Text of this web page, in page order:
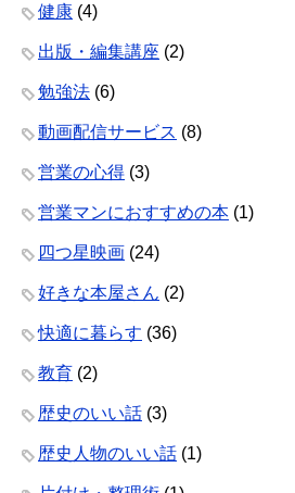
健康 (4)
出版・編集講座 (2)
勉強法 (6)
動画配信サービス (8)
営業の心得 (3)
営業マンにおすすめの本 (1)
四つ星映画 (24)
好きな本屋さん (2)
快適に暮らす (36)
教育 (2)
歴史のいい話 (3)
歴史人物のいい話 (1)